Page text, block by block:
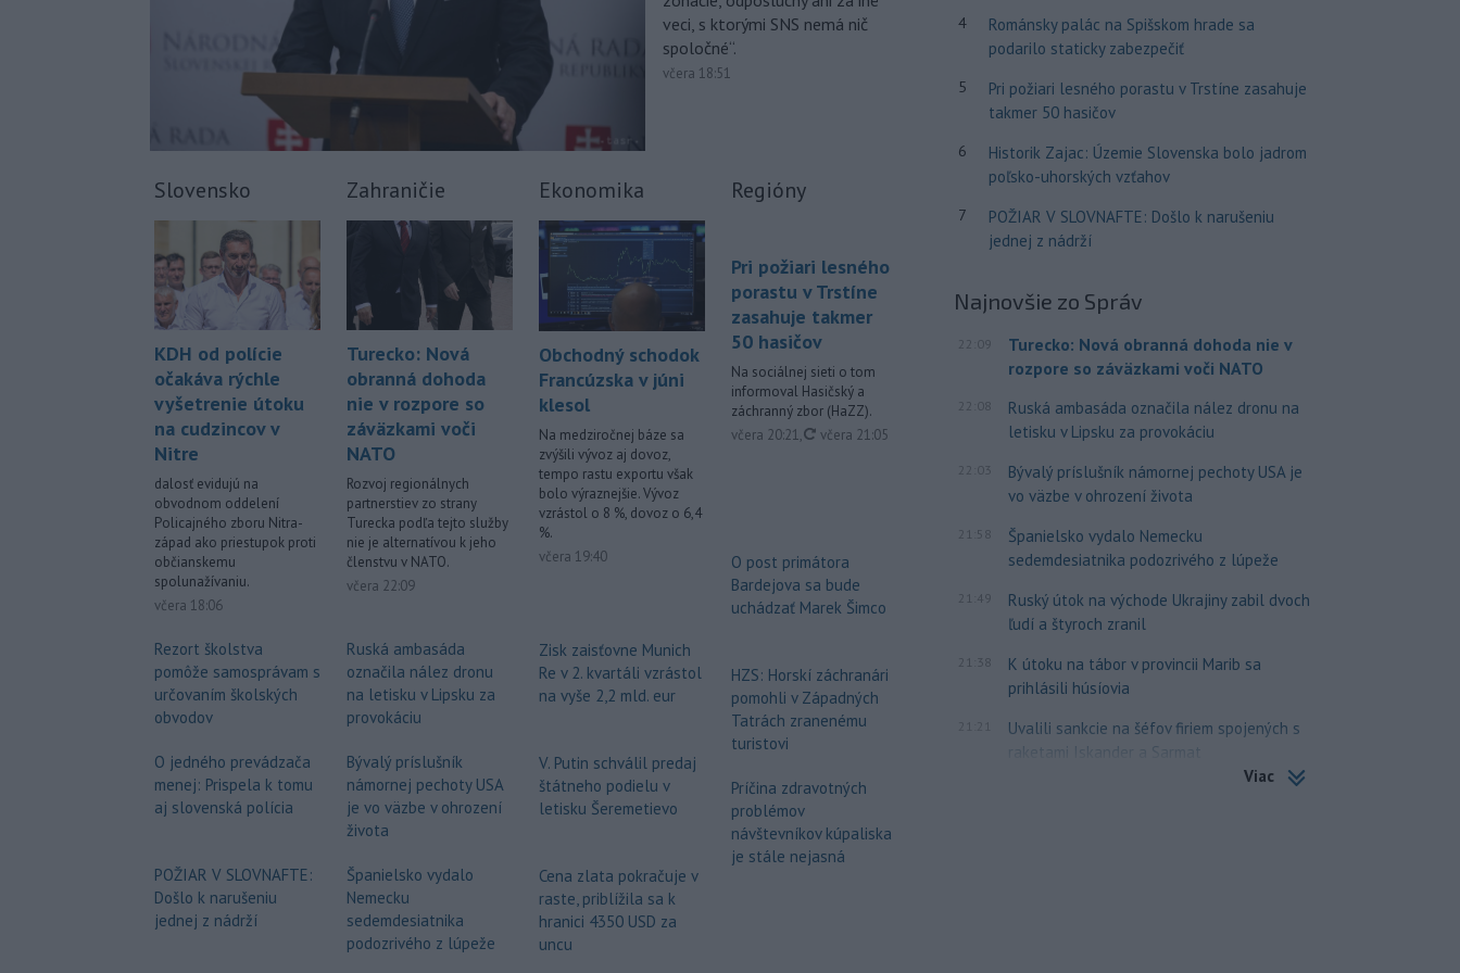
júla 2026 herečka a dlhoročná
členka Slovenského komorného
divadla (SKD) v Martine Helena
Sudická.
mosta Lanfranconi, ktorý je súčasťou
bratislavskej diaľnice D2.
Viac >
veci, s ktorými SNS nemá nič
spoločné“.
včera 18:51
Slovensko
KDH od polície
očakáva rýchle
vyšetrenie útoku
na cudzincov v
Nitre
dalosť evidujú na
obvodnom oddelení
Policajného zboru Nitra-
západ ako priestupok proti
občianskemu
spolunažívaniu.
včera 18:06
Rezort školstva
pomôže samosprávam s
určovaním školských
obvodov
O jedného prevádzača
menej: Prispela k tomu
aj slovenská polícia
POŽIAR V SLOVNAFTE:
Došlo k narušeniu
jednej z nádrží
Zahraničie
Turecko: Nová
obranná dohoda
nie v rozpore so
záväzkami voči
NATO
Rozvoj regionálnych
partnerstiev zo strany
Turecka podľa tejto služby
nie je alternatívou k jeho
členstvu v NATO.
včera 22:09
Ruská ambasáda
označila nález dronu
na letisku v Lipsku za
provokáciu
Bývalý príslušník
námornej pechoty USA
je vo väzbe v ohrození
života
Španielsko vydalo
Nemecku
sedemdesiatnika
podozrivého z lúpeže
Ekonomika
Obchodný schodok
Francúzska v júni
klesol
Na medziročnej báze sa
zvýšili vývoz aj dovoz,
tempo rastu exportu však
bolo výraznejšie. Vývoz
vzrástol o 8 %, dovoz o 6,4
%.
včera 19:40
Zisk zaisťovne Munich
Re v 2. kvartáli vzrástol
na vyše 2,2 mld. eur
V. Putin schválil predaj
štátneho podielu v
letisku Šeremetievo
Cena zlata pokračuje v
raste, priblížila sa k
hranici 4350 USD za
uncu
Regióny
Pri požiari lesného
porastu v Trstíne
zasahuje takmer
50 hasičov
Na sociálnej sieti o tom
informoval Hasičský a
záchranný zbor (HaZZ).
včera 20:21, aktualizované
včera 21:05
O post primátora
Bardejova sa bude
uchádzať Marek Šimco
HZS: Horskí záchranári
pomohli v Západných
Tatrách zranenému
turistovi
Príčina zdravotných
problémov
návštevníkov kúpaliska
je stále nejasná
4
Románsky palác na Spišskom hrade sa
podarilo staticky zabezpečiť
5
Pri požiari lesného porastu v Trstíne zasahuje
takmer 50 hasičov
6
Historik Zajac: Územie Slovenska bolo jadrom
poľsko-uhorských vzťahov
7
POŽIAR V SLOVNAFTE: Došlo k narušeniu
jednej z nádrží
Najnovšie zo Správ
22:09
Turecko: Nová obranná dohoda nie v
rozpore so záväzkami voči NATO
22:08
Ruská ambasáda označila nález dronu na
letisku v Lipsku za provokáciu
22:03
Bývalý príslušník námornej pechoty USA je
vo väzbe v ohrození života
21:58
Španielsko vydalo Nemecku
sedemdesiatnika podozrivého z lúpeže
21:49
Ruský útok na východe Ukrajiny zabil dvoch
ľudí a štyroch zranil
21:38
K útoku na tábor v provincii Marib sa
prihlásili húsíovia
Uvalili sankcie na šéfov firiem spojených s
raketami Iskander a Sarmat
Viac